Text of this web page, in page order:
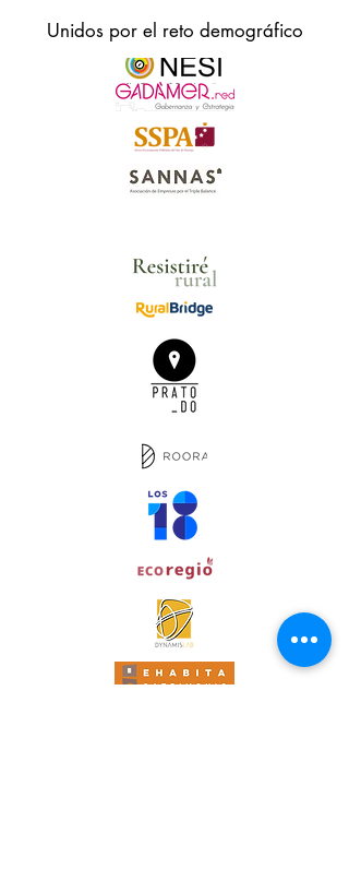
Unidos por el reto demográfico